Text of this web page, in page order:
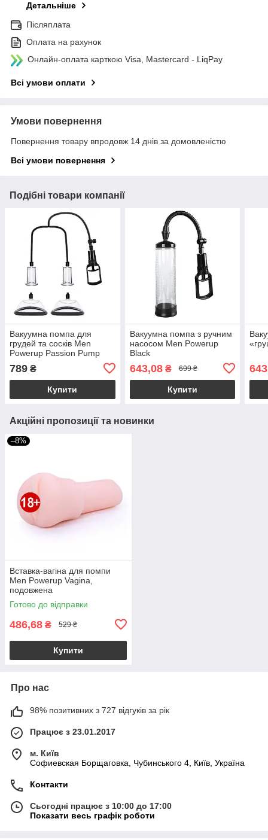
Детальніше
Післяплата
Оплата на рахунок
Онлайн-оплата карткою Visa, Mastercard - LiqPay
Всі умови оплати
Умови повернення
Повернення товару впродовж 14 днів за домовленістю
Всі умови повернення
Подібні товари компанії
Вакуумна помпа для
грудей та сосків Men
Powerup Passion Pump
789 ₴
Купити
Вакуумна помпа з ручним
насосом Men Powerup
Black
643,08₴ 699 ₴
Купити
Акційні пропозиції та новинки
–8%
Вставка-вагіна для помпи
Men Powerup Vagina,
подовжена
Готово до відправки
486,68 ₴ 529 ₴
Купити
Про нас
98% позитивних з 727 відгуків за рік
Працює з 23.01.2017
м. Київ
Софиевская Борщаговка, Чубинського 4, Київ, Україна
Контакти
Сьогодні працює з 10:00 до 17:00
Показати весь графік роботи